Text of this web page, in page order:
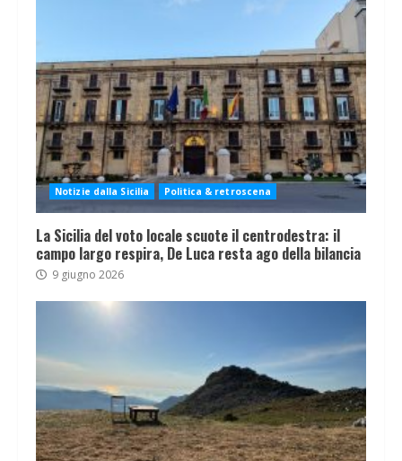
Notizie dalla Sicilia Politica & retroscena
La Sicilia del voto locale scuote il centrodestra: il
campo largo respira, De Luca resta ago della bilancia
9 giugno 2026